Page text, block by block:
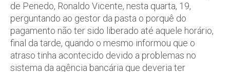
de Penedo, Ronaldo Vicente, nesta quarta, 19,
perguntando ao gestor da pasta o porquê do
pagamento não ter sido liberado até aquele horário,
final da tarde, quando o mesmo informou que o
atraso tinha acontecido devido a problemas no
sistema da agência bancária que deveria ter